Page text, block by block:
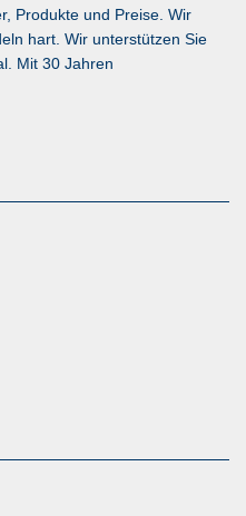
Produkte und Preise. Wir
hart. Wir unterstützen Sie
Mit 30 Jahren